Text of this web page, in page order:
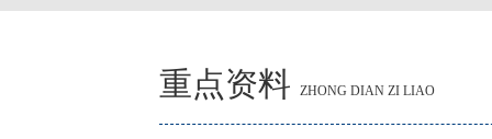
重点资料 ZHONG DIAN ZI LIAO